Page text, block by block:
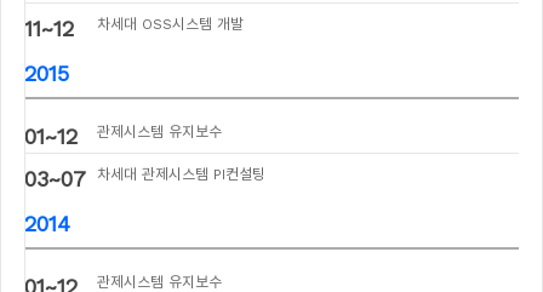
11~12 차세대 OSS시스템 개발
2015
01~12 관제시스템 유지보수
03~07 차세대 관제시스템 PI컨설팅
2014
01~12 관제시스템 유지보수